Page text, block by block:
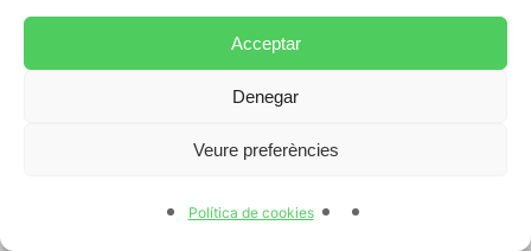
Acceptar
Denegar
Veure preferències
Política de cookies
8. Woche – Allerheiligen /
Halloween (31.10.-01.11.)
Stadtplanung (08.11.)